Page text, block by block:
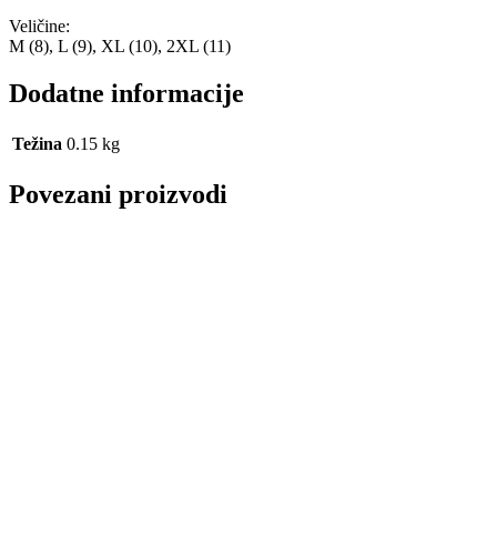
Veličine:
M (8), L (9), XL (10), 2XL (11)
Dodatne informacije
Težina 0.15 kg
Povezani proizvodi